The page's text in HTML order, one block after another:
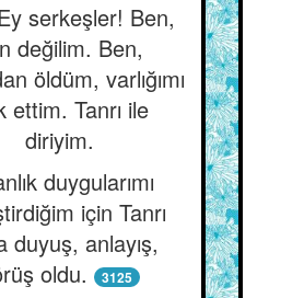
serkeşler! Ben,
değilim. Ben,
öldüm, varlığımı
ettim. Tanrı ile
diriyim.
duygularımı
için Tanrı
duyuş, anlayış,
oldu.
3125